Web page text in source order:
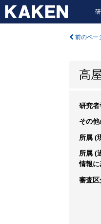
前のペー
高
研究者
その
所属 (
所属 (
情報に
審査